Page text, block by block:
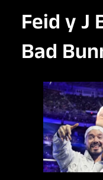
Feid y J
Bad